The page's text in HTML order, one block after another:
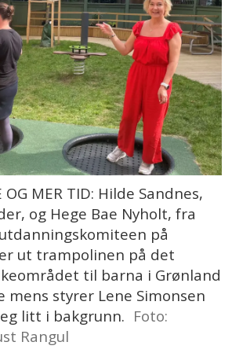
OG MER TID: Hilde Sandnes,
og Hege Bae Nyholt, fra
på
ut trampolinen på det
til barna i Grønland
mens styrer Lene Simonsen
litt i bakgrunn. Foto:
Rangul